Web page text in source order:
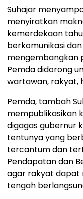
Suhajar
menyiratkan
kemerdekaan
berkomunikasi
mengembangkan
Pemda didorong
wartawan, rakyat,
Pemda, tambah
mempublikasikan
digagas gubernur
tentunya yang
tercantum dan
Pendapatan dan
agar rakyat dapat
tengah